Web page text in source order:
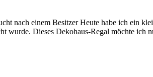
nach einem Besitzer Heute habe ich ein
wurde. Dieses Dekohaus-Regal möchte